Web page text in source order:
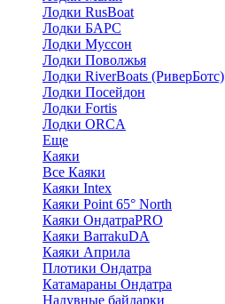
Лодки RusBoat
Лодки БАРС
Лодки Муссон
Лодки Поволжья
Лодки RiverBoats (РиверБотс)
Лодки Посейдон
Лодки Fortis
Лодки ORCA
Еще
Каяки
Все Каяки
Каяки Intex
Каяки Point 65° North
Каяки ОндатраPRO
Каяки BarrakuDA
Каяки Априла
Плотики Ондатра
Катамараны Ондатра
Надувные байдарки